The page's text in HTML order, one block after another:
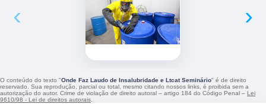
‹ ›
O conteúdo do texto "Onde Faz Laudo de Insalubridade e Ltcat Seminário" é de direito
reservado. Sua reprodução, parcial ou total, mesmo citando nossos links, é proibida sem a
autorização do autor. Crime de violação de direito autoral – artigo 184 do Código Penal – Lei
9610/98 - Lei de direitos autorais